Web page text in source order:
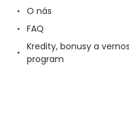
O nás
FAQ
Kredity, bonusy a
program